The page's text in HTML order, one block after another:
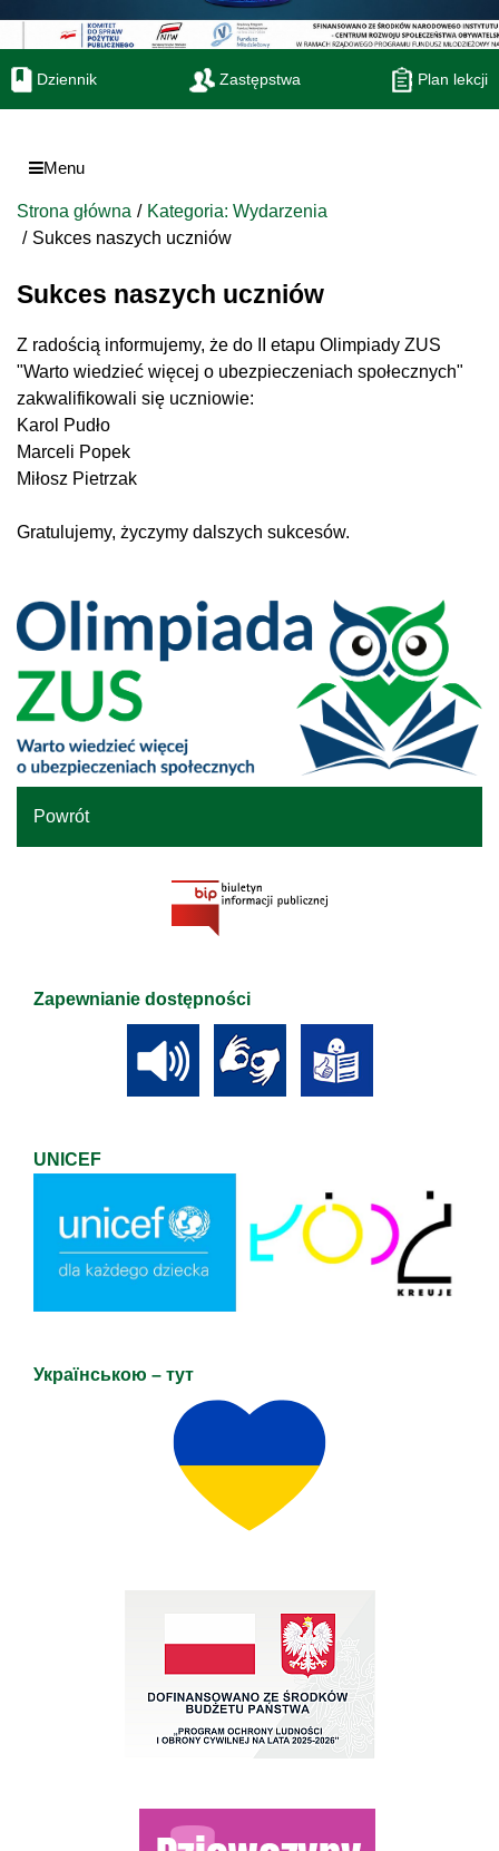
Dziennik Zastępstwa Plan lekcji
Menu
Strona główna
Kategoria: Wydarzenia
Sukces naszych uczniów
Sukces naszych uczniów
Z radością informujemy, że do II etapu Olimpiady ZUS
"Warto wiedzieć więcej o ubezpieczeniach społecznych"
zakwalifikowali się uczniowie:
Karol Pudło
Marceli Popek
Miłosz Pietrzak
Gratulujemy, życzymy dalszych sukcesów.
Powrót
Zapewnianie dostępności
UNICEF
Українською – тут